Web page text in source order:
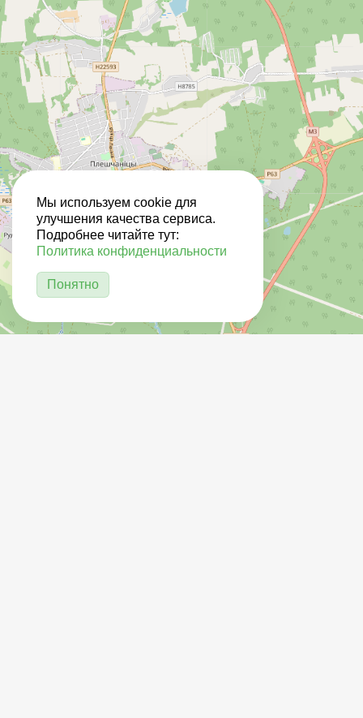
Мы используем cookie для
улучшения качества сервиса.
Подробнее читайте тут:
Политика конфиденциальности
Понятно